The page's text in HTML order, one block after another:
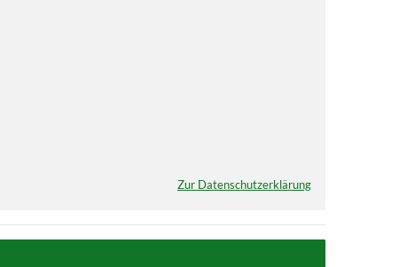
Zur Datenschutzerklärung